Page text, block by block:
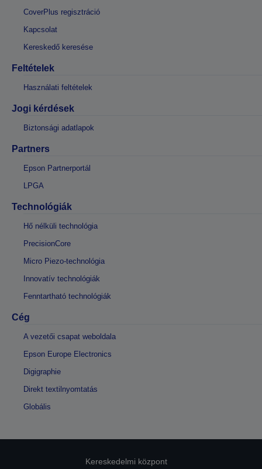
CoverPlus regisztráció
Kapcsolat
Kereskedő keresése
Feltételek
Használati feltételek
Jogi kérdések
Biztonsági adatlapok
Partners
Epson Partnerportál
LPGA
Technológiák
Hő nélküli technológia
PrecisionCore
Micro Piezo-technológia
Innovatív technológiák
Fenntartható technológiák
Cég
A vezetői csapat weboldala
Epson Europe Electronics
Digigraphie
Direkt textilnyomtatás
Globális
Kereskedelmi központ